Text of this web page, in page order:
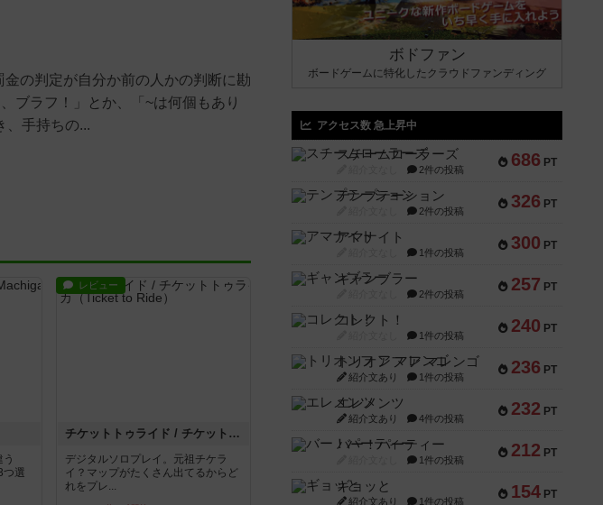
の判定が自分か前の人かの判断に勘
ブラフ！」とか、「~は何個もあり
、手持ちの...
つ選
レビュー
チケットトゥライド / チケットトゥライドアメリカ
デジタルソロプレイ。元祖チケラ
イ？マップがたくさん出てるからど
れをプレ...
ボドファン
ボードゲームに特化したクラウドファンディング
アクセス数 急上昇中
686 PT
スチームローラーズ
2件の投稿
326 PT
テンプテーション
2件の投稿
300 PT
アマナイト
1件の投稿
257 PT
ギャンブラー
2件の投稿
240 PT
コレクト！
1件の投稿
236 PT
トリオンフ ア マレンゴ
紹介文あり 1件の投稿
232 PT
エレメンツ
紹介文あり 4件の投稿
212 PT
バー！パーティー
1件の投稿
154 PT
ギョッと
紹介文あり 1件の投稿